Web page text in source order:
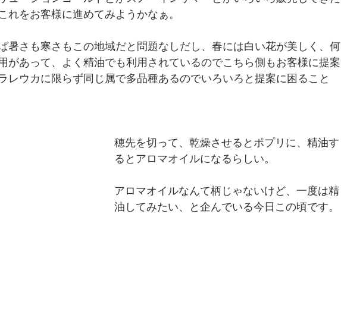
れをお客様に進めてみようかなぁ。
暑さも寒さもこの地域だと問題なしだし、春には白い花が美しく、何
があって、よく精油でも利用されているのでこちら側もお客様に提案
レウカに限らず同じ属で多品種あるのでいろいろと提案に困ること
穂先を切って、乾燥させるとポプリに、精油す
るとアロマオイルになるらしい。
アロマオイルなんて柄じゃないけど、一度は精
油してみたい、と企んでいる今日この頃です。